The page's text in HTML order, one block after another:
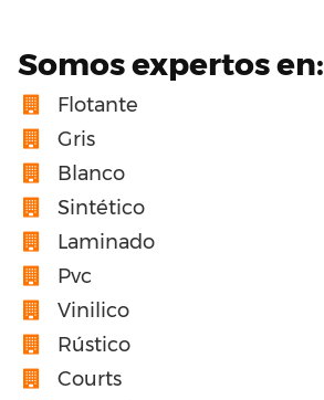
Somos expertos en:
Flotante
Gris
Blanco
Sintético
Laminado
Pvc
Vinilico
Rústico
Courts